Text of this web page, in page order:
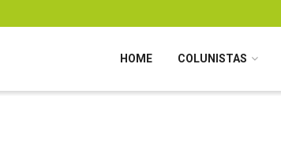
HOME COLUNISTAS